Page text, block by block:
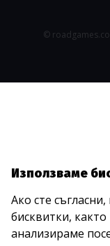
©
Използваме
Ако сте
бисквитки,
анализираме